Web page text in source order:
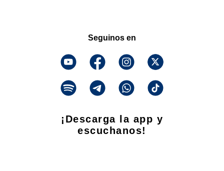
Seguinos en
¡Descarga la app y
escuchanos!